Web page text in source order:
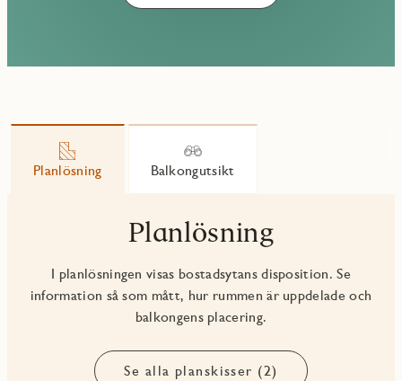
Planlösning Balkongutsikt
Planlösning
I planlösningen visas bostadsytans disposition. Se
information så som mått, hur rummen är uppdelade och
balkongens placering.
Se alla planskisser (2)